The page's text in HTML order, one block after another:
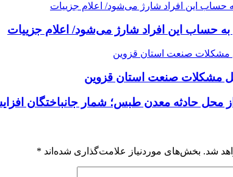
از محل حادثه معدن طبس؛ شمار جانباختگان
شد. بخش‌های موردنیاز علامت‌گذاری شده‌اند *